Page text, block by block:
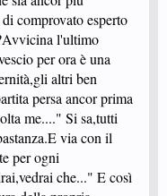
comprovato esperto
l'ultimo
per ora è una
altri ben
persa ancor prima
me...." Si sa,tutti
via con il
per ogni
che..." E così